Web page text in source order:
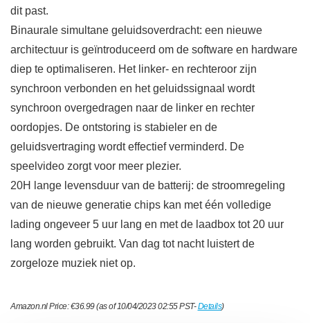
dit past.
Binaurale simultane geluidsoverdracht: een nieuwe
architectuur is geïntroduceerd om de software en hardware
diep te optimaliseren. Het linker- en rechteroor zijn
synchroon verbonden en het geluidssignaal wordt
synchroon overgedragen naar de linker en rechter
oordopjes. De ontstoring is stabieler en de
geluidsvertraging wordt effectief verminderd. De
speelvideo zorgt voor meer plezier.
20H lange levensduur van de batterij: de stroomregeling
van de nieuwe generatie chips kan met één volledige
lading ongeveer 5 uur lang en met de laadbox tot 20 uur
lang worden gebruikt. Van dag tot nacht luistert de
zorgeloze muziek niet op.
Amazon.nl Price:€36.99(as of 10/04/2023 02:55 PST-Details)